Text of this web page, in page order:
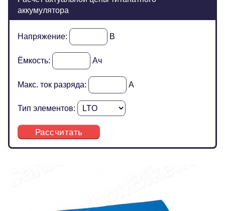
аккумулятора
Напряжение: В
Ёмкость: Ач
Макс. ток разряда: А
Тип элементов:
Рассчитать